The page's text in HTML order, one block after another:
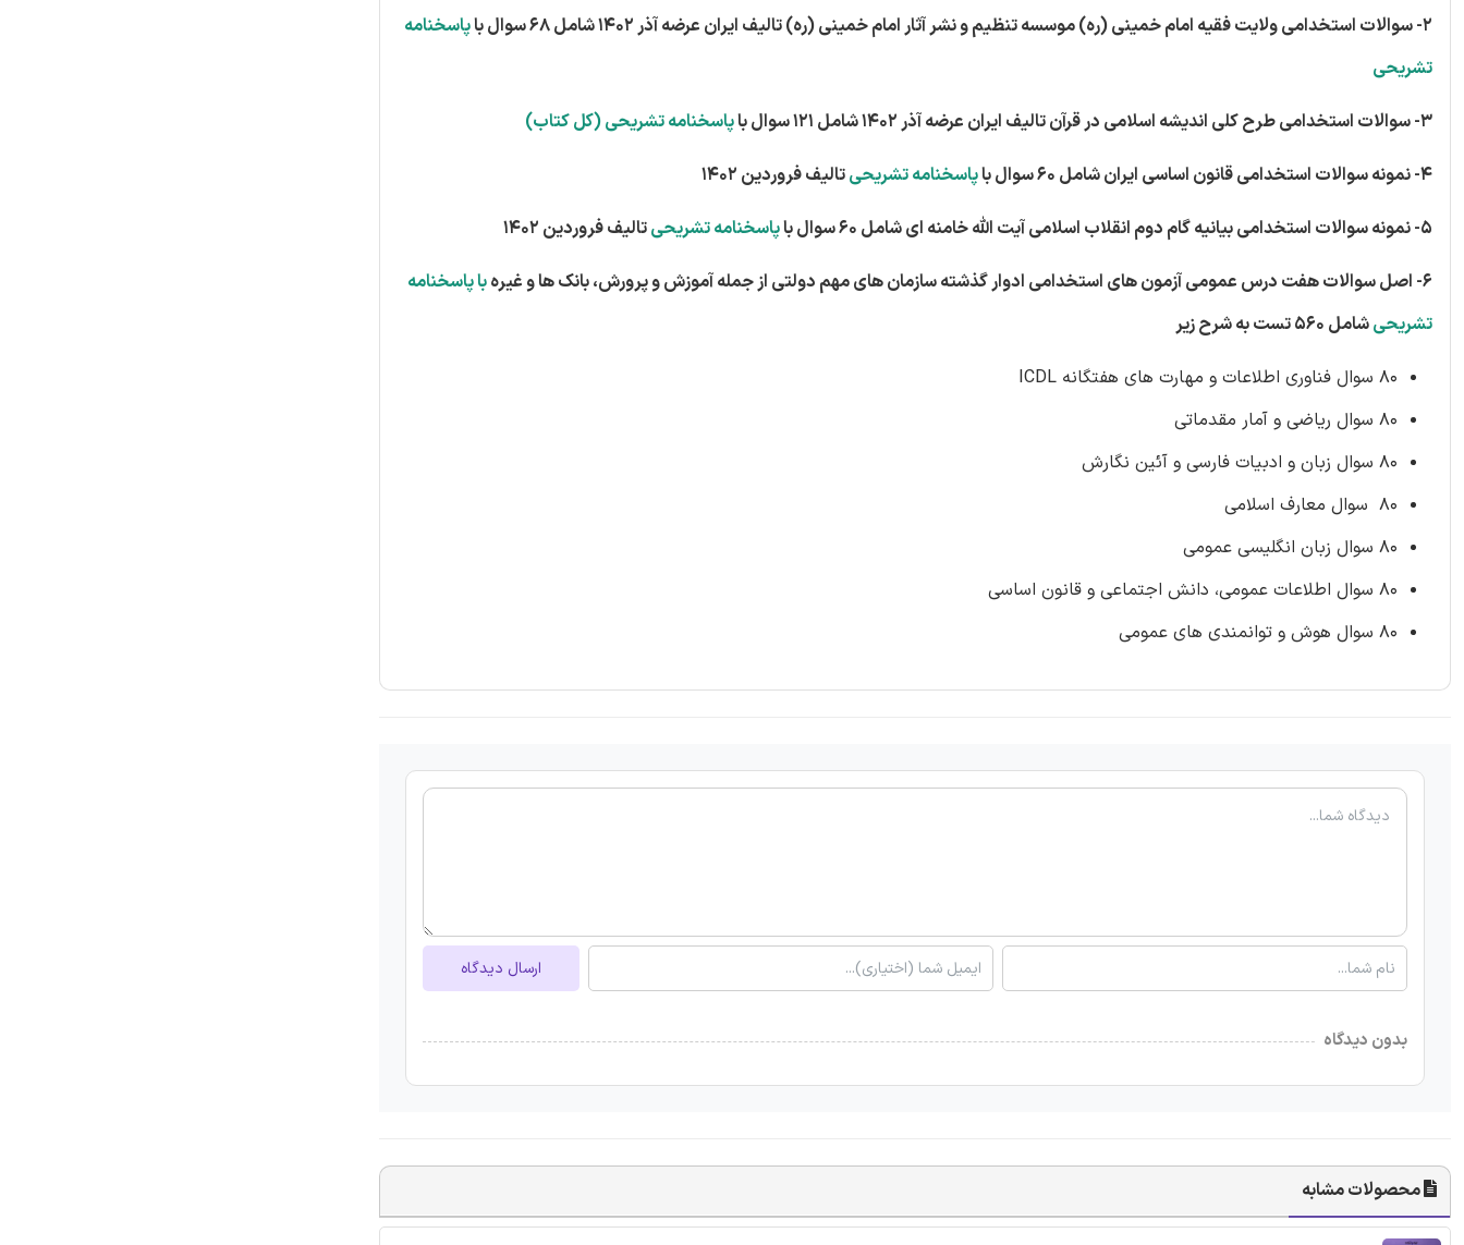
2- سوالات استخدامی ولایت فقیه امام خمینی (ره) موسسه تنظیم و نشر آثار امام خمینی (ره) تالیف ایران عرضه آذر 1402 شامل 68 سوال با
پاسخنامه
تشریحی
3- سوالات استخدامی طرح کلی اندیشه اسلامی در قرآن تالیف ایران عرضه آذر 1402 شامل 121 سوال با پاسخنامه تشریحی (کل کتاب)
4- نمونه سوالات استخدامی قانون اساسی ایران شامل 60 سوال با پاسخنامه تشریحیتالیف فروردین 1402
5- نمونه سوالات استخدامی بیانیه گام دوم انقلاب اسلامی آیت الله خامنه ای شامل 60 سوال با پاسخنامه تشریحیتالیف فروردین 1402
6- اصل سوالات هفت درس عمومی آزمون های استخدامی ادوار گذشته سازمان های مهم دولتی از جمله آموزش و پرورش، بانک ها و غیره
با پاسخنامه
تشریحیشامل 560 تست به شرح زیر
80 سوال فناوری اطلاعات و مهارت های هفتگانه ICDL
80 سوال ریاضی و آمار مقدماتی
80 سوال زبان و ادبیات فارسی و آئین نگارش
80 سوال معارف اسلامی
80 سوال زبان انگلیسی عمومی
80 سوال اطلاعات عمومی، دانش اجتماعی و قانون اساسی
80 سوال هوش و توانمندی های عمومی
ارسال دیدگاه
بدون دیدگاه
محصولات مشابه